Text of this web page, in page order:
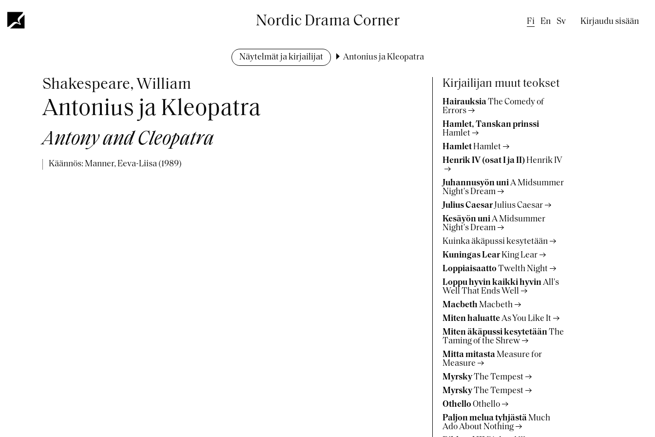
pääsisältöön
Nordic Drama Corner Fi En Sv Kirjaudu sisään
Näytelmät ja kirjailijat Antonius ja Kleopatra
Shakespeare, William
Antonius ja Kleopatra
Antony and Cleopatra
Käännös: Manner, Eeva-Liisa (1989)
Kirjailijan muut teokset
HairauksiaThe Comedy of
Errors
Hamlet, Tanskan prinssi
Hamlet
Hamlet Hamlet
Henrik IV (osat I ja II) Henrik IV
Juhannusyön uniA Midsummer
Night's Dream
Julius Caesar Julius Caesar
Kesäyön uniA Midsummer
Night's Dream
Kuinka äkäpussi kesytetään
Kuningas Lear King Lear
LoppiaisaattoTwelth Night
Loppu hyvin kaikki hyvinAll's
Well That Ends Well
Macbeth Macbeth
Miten haluatteAs You Like It
Miten äkäpussi kesytetäänThe
Taming of the Shrew
Mitta mitastaMeasure for
Measure
MyrskyThe Tempest
MyrskyThe Tempest
OthelloOthello
Paljon melua tyhjästäMuch
Ado About Nothing